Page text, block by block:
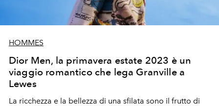
HOMMES
Dior Men, la primavera estate 2023 è un
viaggio romantico che lega Granville a
Lewes
La ricchezza e la bellezza di una sfilata sono il frutto di